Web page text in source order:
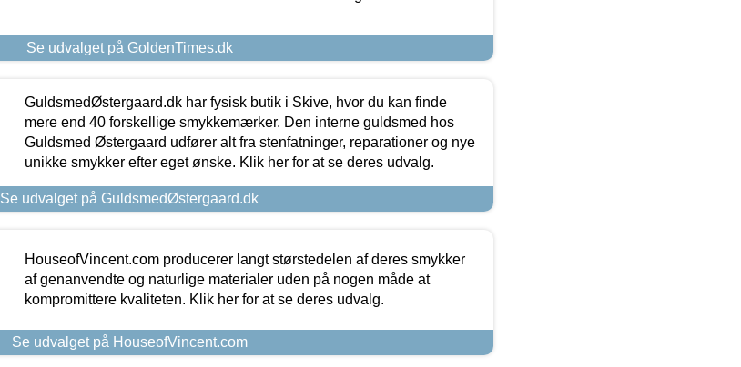
Se udvalget på GoldenTimes.dk
GuldsmedØstergaard.dk har fysisk butik i Skive, hvor du kan finde
mere end 40 forskellige smykkemærker. Den interne guldsmed hos
Guldsmed Østergaard udfører alt fra stenfatninger, reparationer og nye
unikke smykker efter eget ønske. Klik her for at se deres udvalg.
Se udvalget på GuldsmedØstergaard.dk
HouseofVincent.com producerer langt størstedelen af deres smykker
af genanvendte og naturlige materialer uden på nogen måde at
kompromittere kvaliteten. Klik her for at se deres udvalg.
Se udvalget på HouseofVincent.com